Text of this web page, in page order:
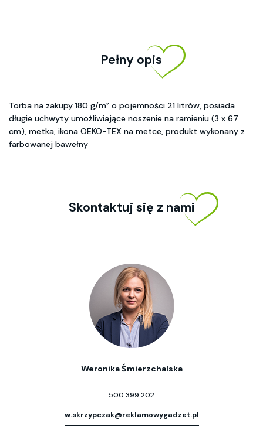
Pełny opis
Torba na zakupy 180 g/m² o pojemności 21 litrów, posiada
długie uchwyty umożliwiające noszenie na ramieniu (3 x 67
cm), metka, ikona OEKO-TEX na metce, produkt wykonany z
farbowanej bawełny
Skontaktuj się z nami
Weronika Śmierzchalska
500 399 202
w.skrzypczak@reklamowygadzet.pl